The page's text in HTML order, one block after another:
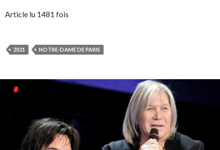
Article lu 1481 fois
2021 NOTRE-DAME DE PARIS